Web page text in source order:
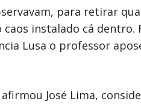
para retirar
instalado cá
Lusa o professor
José Lima,